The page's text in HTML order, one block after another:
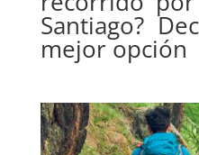
Santiago?
mejor opción